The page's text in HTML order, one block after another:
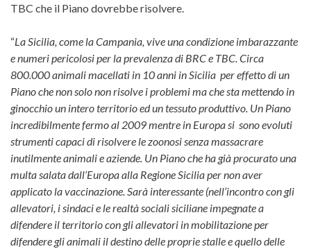
TBC che il Piano dovrebbe risolvere.
“La Sicilia, come la Campania, vive una condizione imbarazzante
e numeri pericolosi per la prevalenza di BRC e TBC. Circa
800.000 animali macellati in 10 anni in Sicilia per effetto di un
Piano che non solo non risolve i problemi ma che sta mettendo in
ginocchio un intero territorio ed un tessuto produttivo. Un Piano
incredibilmente fermo al 2009 mentre in Europa si sono evoluti
strumenti capaci di risolvere le zoonosi senza massacrare
inutilmente animali e aziende. Un Piano che ha già procurato una
multa salata dall’Europa alla Regione Sicilia per non aver
applicato la vaccinazione. Sarà interessante (nell’incontro con gli
allevatori, i sindaci e le realtà sociali siciliane impegnate a
difendere il territorio con gli allevatori in mobilitazione per
difendere gli animali il destino delle proprie stalle e quello delle